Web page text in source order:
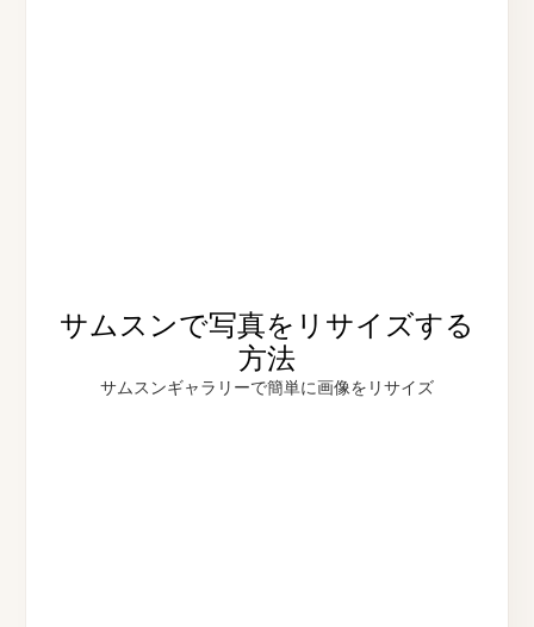
サムスンで写真をリサイズする
方法
サムスンギャラリーで簡単に画像をリサイズ